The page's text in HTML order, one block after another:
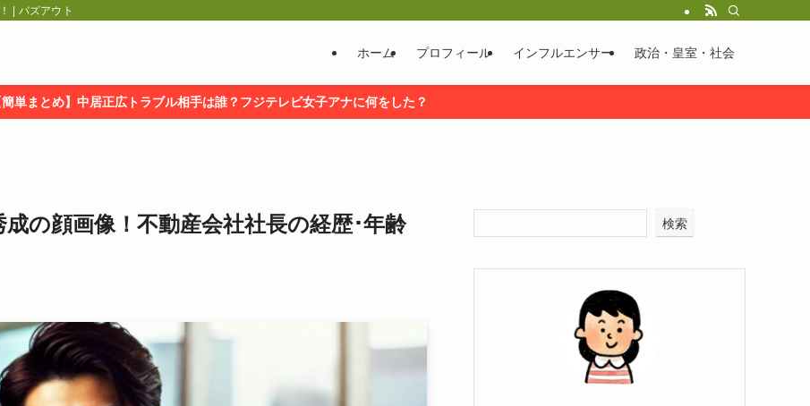
| バズアウト
ホーム プロフィール インフルエンサー 政治・皇室・社会
簡単まとめ】中居正広トラブル相手は誰？フジテレビ女子アナに何をした？
成の顔画像！不動産会社社長の経歴･年齢
検索